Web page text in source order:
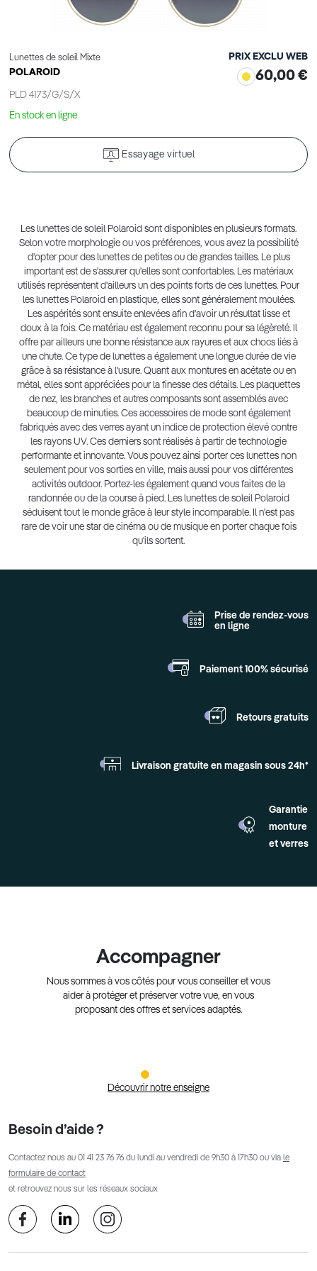
Lunettes de soleil Mixte
POLAROID
PLD 4173/G/S/X
PRIX EXCLU WEB
60,00 €
En stock en ligne
Essayage virtuel
Les lunettes de soleil Polaroid sont disponibles en plusieurs formats.
Selon votre morphologie ou vos préférences, vous avez la possibilité
d'opter pour des lunettes de petites ou de grandes tailles. Le plus
important est de s'assurer qu'elles sont confortables. Les matériaux
utilisés représentent d'ailleurs un des points forts de ces lunettes. Pour
les lunettes Polaroid en plastique, elles sont généralement moulées.
Les aspérités sont ensuite enlevées afin d'avoir un résultat lisse et
doux à la fois. Ce matériau est également reconnu pour sa légèreté. Il
offre par ailleurs une bonne résistance aux rayures et aux chocs liés à
une chute. Ce type de lunettes a également une longue durée de vie
grâce à sa résistance à l'usure. Quant aux montures en acétate ou en
métal, elles sont appréciées pour la finesse des détails. Les plaquettes
de nez, les branches et autres composants sont assemblés avec
beaucoup de minuties. Ces accessoires de mode sont également
fabriqués avec des verres ayant un indice de protection élevé contre
les rayons UV. Ces derniers sont réalisés à partir de technologie
performante et innovante. Vous pouvez ainsi porter ces lunettes non
seulement pour vos sorties en ville, mais aussi pour vos différentes
activités outdoor. Portez-les également quand vous faites de la
randonnée ou de la course à pied. Les lunettes de soleil Polaroid
séduisent tout le monde grâce à leur style incomparable. Il n'est pas
rare de voir une star de cinéma ou de musique en porter chaque fois
qu'ils sortent.
Prise de rendez-vous
en ligne
Paiement 100% sécurisé
Retours gratuits
Livraison gratuite en magasin sous 24h*
Garantie
monture
et verres
Accompagner
Nous sommes à vos côtés pour vous conseiller et vous
aider à protéger et préserver votre vue, en vous
proposant des offres et services adaptés.
Découvrir notre enseigne
Besoin d’aide ?
Contactez nous au 01 41 23 76 76 du lundi au vendredi de 9h30 à 17h30 ou via le
formulaire de contact
et retrouvez nous sur les réseaux sociaux